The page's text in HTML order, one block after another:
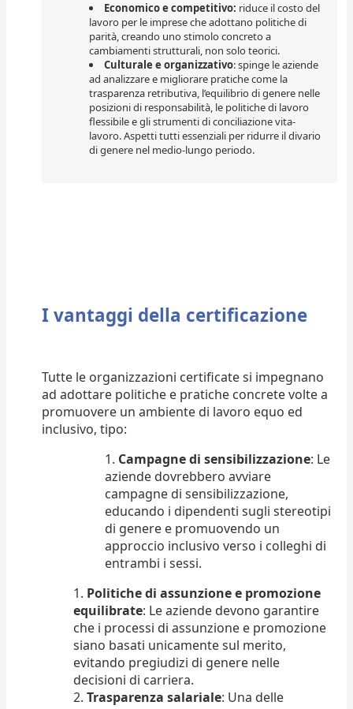
Economico e competitivo: riduce il costo del
lavoro per le imprese che adottano politiche di
parità, creando uno stimolo concreto a
cambiamenti strutturali, non solo teorici.
Culturale e organizzativo: spinge le aziende
ad analizzare e migliorare pratiche come la
trasparenza retributiva, l’equilibrio di genere nelle
posizioni di responsabilità, le politiche di lavoro
flessibile e gli strumenti di conciliazione vita-
lavoro. Aspetti tutti essenziali per ridurre il divario
di genere nel medio-lungo periodo.
I vantaggi della certificazione
Tutte le organizzazioni certificate si impegnano
ad adottare politiche e pratiche concrete volte a
promuovere un ambiente di lavoro equo ed
inclusivo, tipo:
Campagne di sensibilizzazione: Le
aziende dovrebbero avviare
campagne di sensibilizzazione,
educando i dipendenti sugli stereotipi
di genere e promuovendo un
approccio inclusivo verso i colleghi di
entrambi i sessi.
Politiche di assunzione e promozione
equilibrate: Le aziende devono garantire
che i processi di assunzione e promozione
siano basati unicamente sul merito,
evitando pregiudizi di genere nelle
decisioni di carriera.
Trasparenza salariale: Una delle